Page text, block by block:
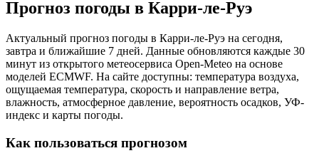
Прогноз погоды в Карри-ле-Руэ
Актуальный прогноз погоды в Карри-ле-Руэ на сегодня,
завтра и ближайшие 7 дней. Данные обновляются каждые 30
минут из открытого метеосервиса Open-Meteo на основе
моделей ECMWF. На сайте доступны: температура воздуха,
ощущаемая температура, скорость и направление ветра,
влажность, атмосферное давление, вероятность осадков, УФ-
индекс и карты погоды.
Как пользоваться прогнозом